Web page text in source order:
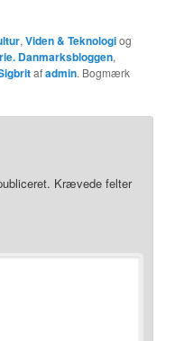
,Viden & Teknologiog
Danmarksbloggen,
afadmin. Bogmærk
Krævede felter